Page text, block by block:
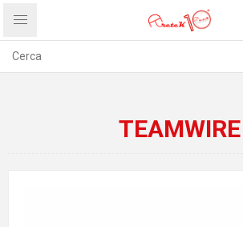
PRIVACY ABOUT US
TEAMWIRE